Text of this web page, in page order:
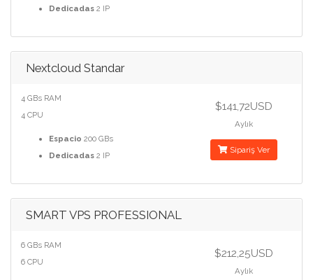
Dedicadas 2 IP
Nextcloud Standar
4 GBs RAM
4 CPU
Espacio 200 GBs
Dedicadas 2 IP
$141,72USD
Aylık
Sipariş Ver
SMART VPS PROFESSIONAL
6 GBs RAM
6 CPU
$212,25USD
Aylık